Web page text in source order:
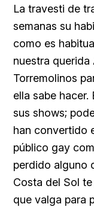
La travesti de
semanas su
como es
nuestra querida
Torremolinos
ella sabe
sus shows;
han convertido
público gay
perdido alguno
Costa del Sol
que valga para